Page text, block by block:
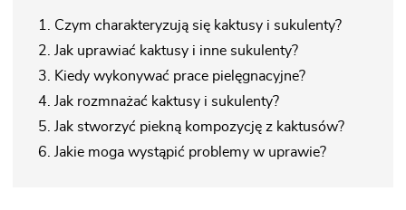
1. Czym charakteryzują się kaktusy i sukulenty?
2. Jak uprawiać kaktusy i inne sukulenty?
3. Kiedy wykonywać prace pielęgnacyjne?
4. Jak rozmnażać kaktusy i sukulenty?
5. Jak stworzyć piekną kompozycję z kaktusów?
6. Jakie moga wystąpić problemy w uprawie?